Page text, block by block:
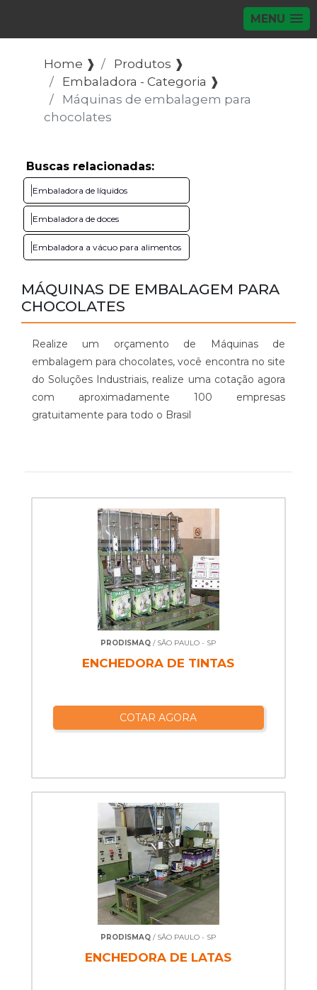
MENU
Home ❱
Produtos ❱
Embaladora - Categoria ❱
Máquinas de embalagem para
chocolates
Buscas relacionadas:
Embaladora de líquidos
Embaladora de doces
Embaladora a vácuo para alimentos
MÁQUINAS DE EMBALAGEM PARA
CHOCOLATES
Realize um orçamento de Máquinas de
embalagem para chocolates, você encontra no site
do Soluções Industriais, realize uma cotação agora
com aproximadamente 100 empresas
gratuitamente para todo o Brasil
PRODISMAQ / SÃO PAULO - SP
ENCHEDORA DE TINTAS
COTAR AGORA
PRODISMAQ / SÃO PAULO - SP
ENCHEDORA DE LATAS